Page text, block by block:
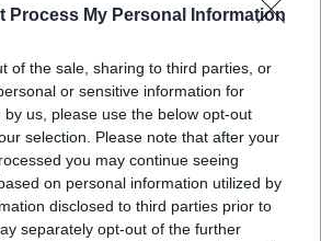
Process My Personal Information
of the sale, sharing to third parties, or
or sensitive information for
us, please use the below opt-out
selection. Please note that after your
you may continue seeing
on personal information utilized by
disclosed to third parties prior to
separately opt-out of the further